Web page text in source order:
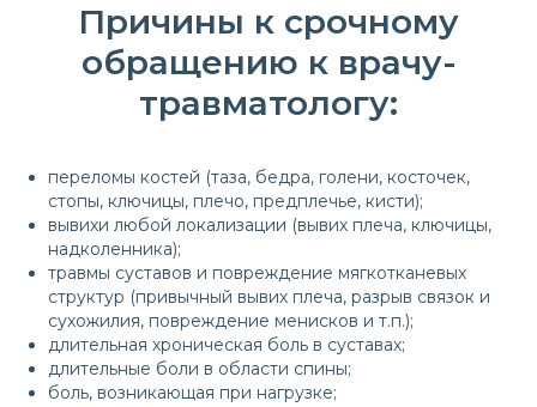
Причины к срочному
обращению к врачу-
травматологу:
переломы костей (таза, бедра, голени, косточек,
стопы, ключицы, плечо, предплечье, кисти);
вывихи любой локализации (вывих плеча, ключицы,
надколенника);
травмы суставов и повреждение мягкотканевых
структур (привычный вывих плеча, разрыв связок и
сухожилия, повреждение менисков и т.п.);
длительная хроническая боль в суставах;
длительные боли в области спины;
боль, возникающая при нагрузке;